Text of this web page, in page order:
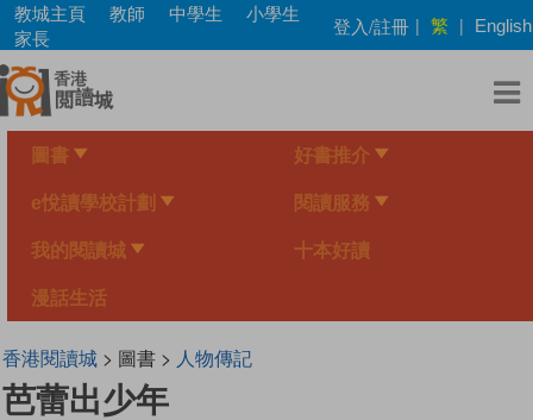
Skip
main
content
教城主頁 教師 中學生
小學生
家長
登入/註冊 | 繁 | English
圖書 好書推介
e悅讀學校計劃 閱讀服務
我的閱讀城 十本好讀
漫話生活
香港閱讀城> 圖書 > 人物傳記
芭蕾出少年